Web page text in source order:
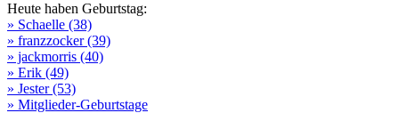
Heute haben Geburtstag:
» Schaelle (38)
» franzzocker (39)
» jackmorris (40)
» Erik (49)
» Jester (53)
» Mitglieder-Geburtstage